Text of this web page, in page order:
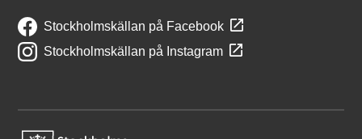
Stockholmskällan på Facebook
Stockholmskällan på Instagram